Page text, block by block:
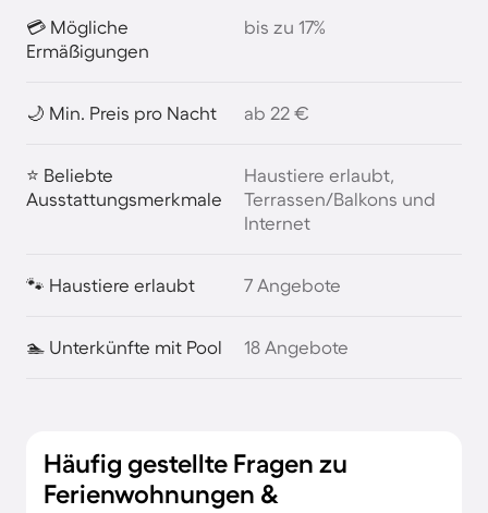
💳 Mögliche
Ermäßigungen
bis zu 17%
🌙 Min. Preis pro Nacht ab 22 €
⭐ Beliebte
Ausstattungsmerkmale
Haustiere erlaubt,
Terrassen/Balkons und
Internet
🐾 Haustiere erlaubt 7 Angebote
🏊 Unterkünfte mit Pool 18 Angebote
Häufig gestellte Fragen zu
Ferienwohnungen &